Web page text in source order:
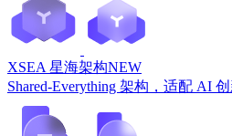
XSEA 星海架构NEW
Shared-Everything 架构，适配 AI